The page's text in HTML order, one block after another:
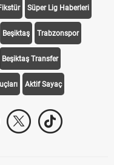
Beşiktaş Trabzonspor
Beşiktaş Transfer
Aktif Sayaç